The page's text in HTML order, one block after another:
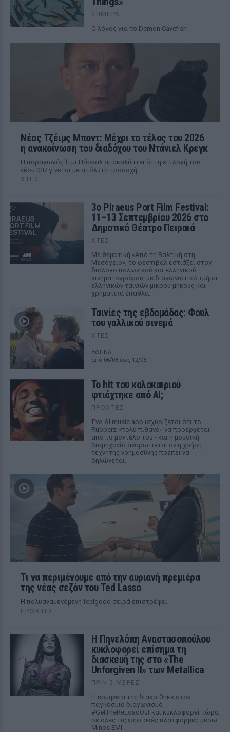
ΣΉΜΕΡΑ
Ο λόγος για το Demon Cavefish
Νέος Τζέιμς Μποντ: Μέχρι το τέλος του 2026
η ανακοίνωση του διαδόχου του Ντάνιελ Κρεγκ
Η παραγωγός Έιμι Πάσκαλ αποκαλύπτει ότι η επιλογή του
νέου 007 γίνεται με απόλυτη προσοχή
ΧΤΕΣ
3ο Piraeus Port Film Festival:
11–13 Σεπτεμβρίου 2026 στο
Δημοτικό Θέατρο Πειραιά
ΧΤΕΣ
Με θεματική «Από τη Βαλτική στη
Μεσόγειο», το φεστιβάλ εστιάζει στον
διάλογο πολωνικού και ελληνικού
κινηματογράφου, με διαγωνιστικό τμήμα
ελληνικών ταινιών μικρού μήκους και
χρηματικά έπαθλα.
Ταινίες της εβδομάδας: Φουλ
του γαλλικού σινεμά
ΧΤΕΣ
ΑΘΗΝΑ
από 06/08 έως 12/08
Το hit του καλοκαιριού
φτιάχτηκε από AI;
ΠΡΟΧΤΈΣ
Ένα AI music app ισχυρίζεται ότι το
Rubberz «πολύ πιθανό» να προέρχεται
από το μοντέλο του - και η μουσική
βιομηχανία αναρωτιέται αν η χρήση
τεχνητής νοημοσύνης πρέπει να
δηλώνεται.
Τι να περιμένουμε από την αυριανή πρεμιέρα
της νέας σεζόν του Ted Lasso
Η πολυαναμενόμενη feelgood σειρά επιστρέφει
ΠΡΟΧΤΈΣ
Η Πηνελόπη Αναστασοπούλου
κυκλοφορεί επίσημα τη
διασκευή της στο «The
Unforgiven II» των Metallica
ΠΡΙΝ 3 ΜΈΡΕΣ
Η ερμηνεία της διακρίθηκε στον
παγκόσμιο διαγωνισμό
#GetTheReLoadOut και κυκλοφορεί τώρα
σε όλες τις ψηφιακές πλατφόρμες μέσω
Minos EMI.